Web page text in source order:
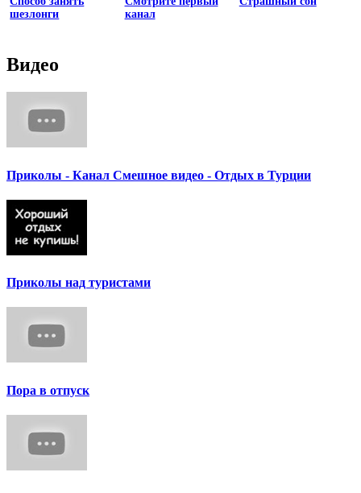
шезлонги
канал
Видео
Приколы - Канал Смешное видео - Отдых в Турции
Приколы над туристами
Пора в отпуск